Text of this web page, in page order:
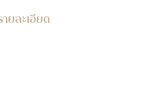
ยละเอียด